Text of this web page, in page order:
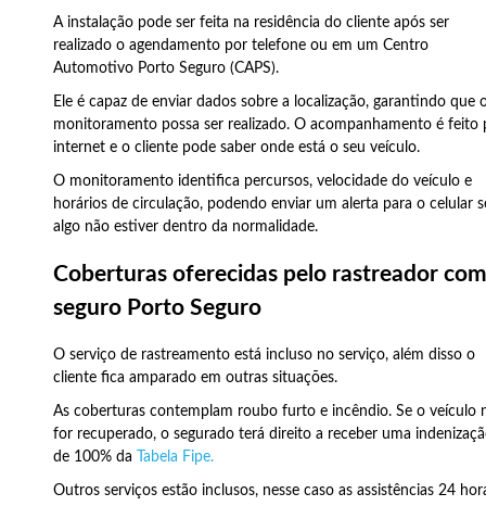
A instalação pode ser feita na residência do cliente após ser
realizado o agendamento por telefone ou em um Centro
Automotivo Porto Seguro (CAPS).
Ele é capaz de enviar dados sobre a localização, garantindo que
monitoramento possa ser realizado. O acompanhamento é feito
internet e o cliente pode saber onde está o seu veículo.
O monitoramento identifica percursos, velocidade do veículo e
horários de circulação, podendo enviar um alerta para o celular
algo não estiver dentro da normalidade.
Coberturas oferecidas pelo rastreador
seguro Porto Seguro
O serviço de rastreamento está incluso no serviço, além disso o
cliente fica amparado em outras situações.
As coberturas contemplam roubo furto e incêndio. Se o veículo
for recuperado, o segurado terá direito a receber uma
de 100% da
Tabela Fipe.
Outros serviços estão inclusos, nesse caso as assistências 24